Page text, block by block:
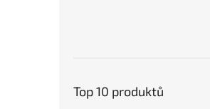
Top 10 produktů